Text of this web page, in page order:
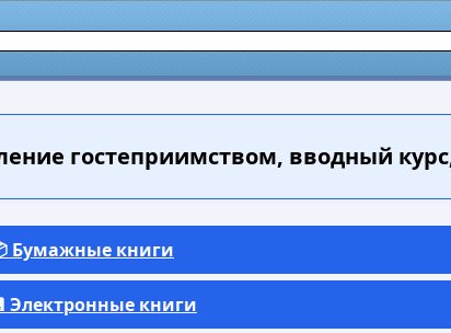
гостеприимством, вводный
Бумажные книги
Электронные книги